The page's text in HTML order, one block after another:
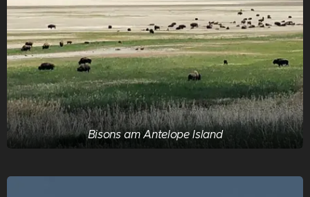
Bisons am Antelope Island